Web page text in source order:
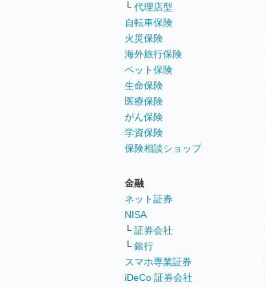
└ 代理店型
自転車保険
火災保険
海外旅行保険
ペット保険
生命保険
医療保険
がん保険
学資保険
保険相談ショップ
金融
ネット証券
NISA
└ 証券会社
└ 銀行
スマホ専業証券
iDeCo 証券会社